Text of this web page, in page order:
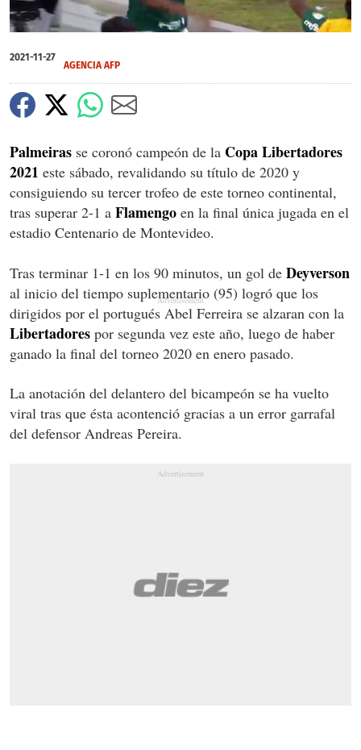
of
1
27
seconds
2021-11-27
AGENCIA AFP
Palmeiras se coronó campeón de la Copa Libertadores
2021 este sábado, revalidando su título de 2020 y
consiguiendo su tercer trofeo de este torneo continental,
tras superar 2-1 a Flamengo en la final única jugada en el
estadio Centenario de Montevideo.
Tras terminar 1-1 en los 90 minutos, un gol de Deyverson
al inicio del tiempo suplementario (95) logró que los
dirigidos por el portugués Abel Ferreira se alzaran con la
Libertadores por segunda vez este año, luego de haber
ganado la final del torneo 2020 en enero pasado.
La anotación del delantero del bicampeón se ha vuelto
viral tras que ésta acontenció gracias a un error garrafal
del defensor Andreas Pereira.